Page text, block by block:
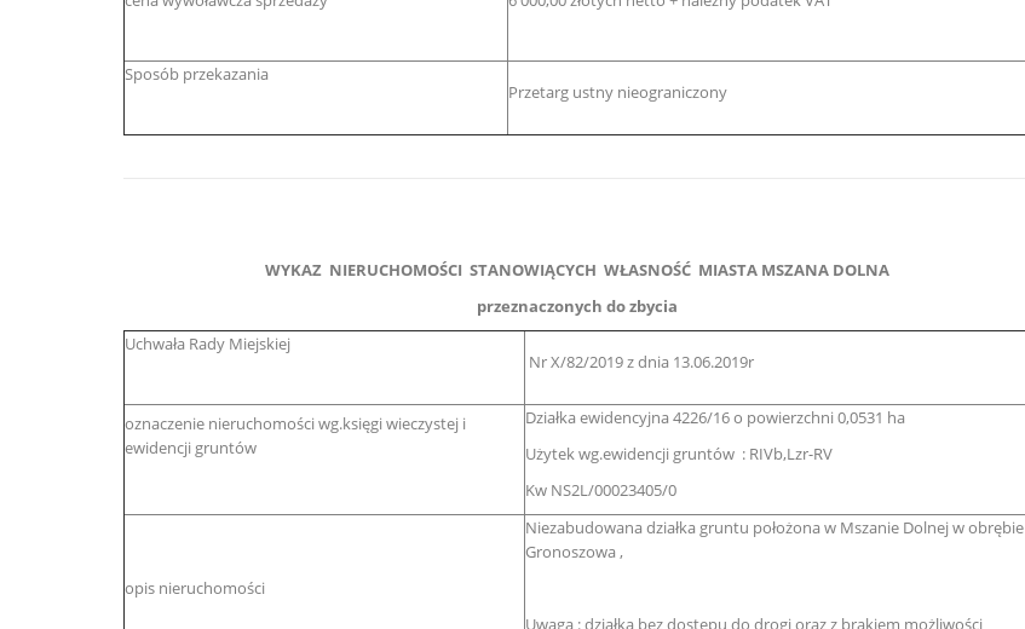
Sposób przekazania
Przetarg ustny nieograniczony
WYKAZ NIERUCHOMOŚCI STANOWIĄCYCH WŁASNOŚĆ MIASTA MSZANA DOLNA
przeznaczonych do zbycia
Uchwała Rady Miejskiej
Nr X/82/2019 z dnia 13.06.2019r
oznaczenie nieruchomości wg.księgi wieczystej i
ewidencji gruntów
Działka ewidencyjna 4226/16 o powierzchni 0,0531 ha
Użytek wg.ewidencji gruntów : RIVb,Lzr-RV
Kw NS2L/00023405/0
opis nieruchomości
Niezabudowana działka gruntu położona w Mszanie Dolnej w obrębie
Gronoszowa ,
Uwaga : działka bez dostępu do drogi oraz z brakiem możliwości